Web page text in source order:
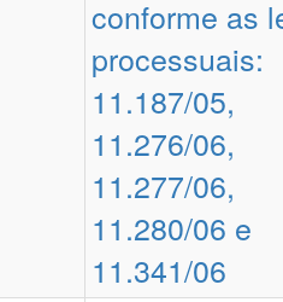
conforme as
processuais:
11.187/05,
11.276/06,
11.277/06,
11.280/06 e
11.341/06